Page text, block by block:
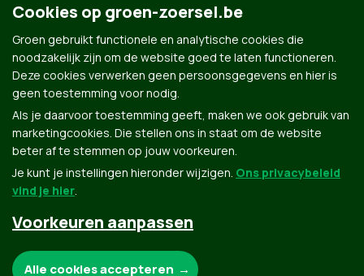
Groen.be
Cookies op groen-zoersel.be
Groen gebruikt functionele en analytische cookies die
noodzakelijk zijn om de website goed te laten functioneren.
Deze cookies verwerken geen persoonsgegevens en hier is
geen toestemming voor nodig.
Als je daarvoor toestemming geeft, maken we ook gebruik van
marketingcookies. Die stellen ons in staat om de website
beter af te stemmen op jouw voorkeuren.
Je kunt je instellingen hieronder wijzigen. Ons privacybeleid
vind je hier.
Voorkeuren aanpassen
Alle cookies accepteren